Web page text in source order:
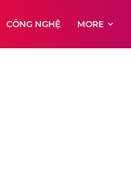
CÔNG NGHỆ MORE